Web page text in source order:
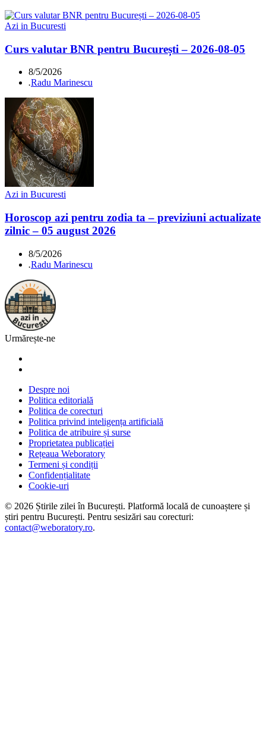
Azi in Bucuresti
Curs valutar BNR pentru București – 2026-08-05
8/5/2026
.Radu Marinescu
Azi in Bucuresti
Horoscop azi pentru zodia ta – previziuni actualizate
zilnic – 05 august 2026
8/5/2026
.Radu Marinescu
Urmărește-ne
Despre noi
Politica editorială
Politica de corecturi
Politica privind inteligența artificială
Politica de atribuire și surse
Proprietatea publicației
Rețeaua Weboratory
Termeni și condiții
Confidențialitate
Cookie-uri
© 2026 Știrile zilei în București. Platformă locală de cunoaștere și
știri pentru București. Pentru sesizări sau corecturi:
contact@weboratory.ro.